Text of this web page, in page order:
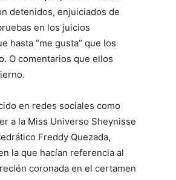
detenidos, enjuiciados de
en los juicios
hasta “me gusta” que los
O comentarios que ellos
en redes sociales como
a la Miss Universo Sheynisse
Freddy Quezada,
la que hacían referencia al
coronada en el certamen